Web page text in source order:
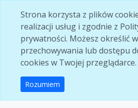
Strona korzysta z plików
realizacji usług i zgodnie z
prywatności. Możesz określić
przechowywania lub dostępu
cookies w Twojej przeglądarce.
Rozumiem